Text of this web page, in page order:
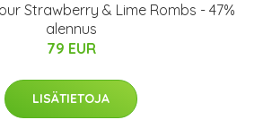
Strawberry & Lime Rombs - 47%
alennus
79 EUR
LISÄTIETOJA